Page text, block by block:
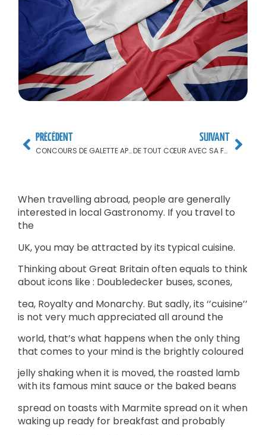
PRÉCÈDENT
CONCOURS DE GALETTE APEL DU VAL DE MARNE
SUIVANT
DE TOUT CŒUR AVEC SA FAMILLE, SES COLLÈGUES ET SES ÉLÈVES
When travelling abroad, people are generally
interested in local Gastronomy. If you travel to
the
UK, you may be attracted by its typical cuisine.
Thinking about Great Britain often equals to think
about icons like : Doubledecker buses, scones,
tea, Royalty and Monarchy. But sadly, its ‘’cuisine’’
is not very much appreciated all around the
world, that’s what happens when the only thing
that comes to your mind is the brightly coloured
jelly shaking when it is moved, the roasted lamb
with its famous mint sauce or the baked beans
spread on toasts with Marmite spread on it when
waking up ready for breakfast and probably